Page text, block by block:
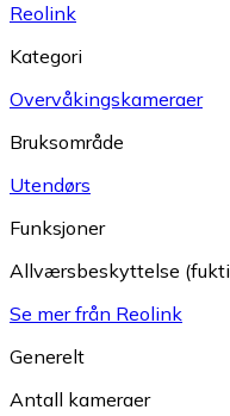
Reolink
Kategori
Overvåkings­kameraer
Bruksområde
Utendørs
Funksjoner
Allværsbeskyttelse
Se mer från Reolink
Generelt
Antall kameraer